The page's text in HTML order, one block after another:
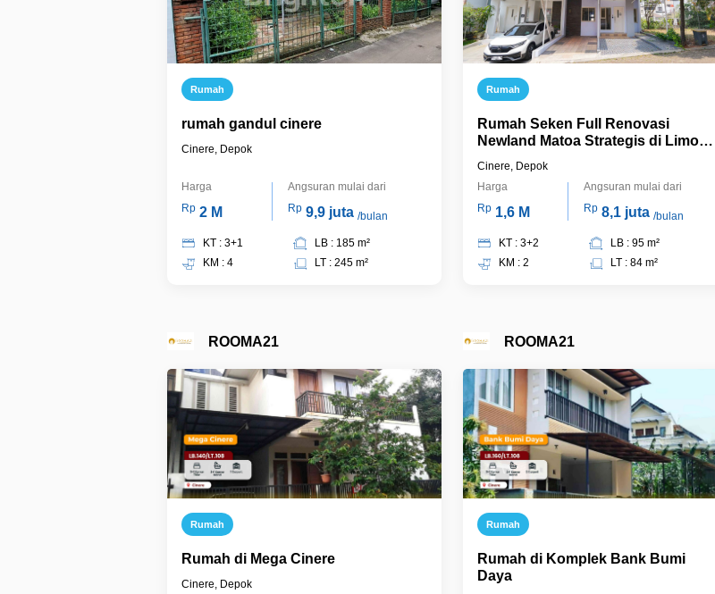
Rumah
rumah gandul cinere
Cinere, Depok
Harga
Rp 2 M
Angsuran mulai dari
Rp 9,9 juta /bulan
KT : 3+1
KM : 4
LB : 185 m²
LT : 245 m²
Rumah
Rumah Seken Full Renovasi
Newland Matoa Strategis di Limo
Cinere, Depok
Harga
Rp 1,6 M
Angsuran mulai dari
Rp 8,1 juta /bulan
KT : 3+2
KM : 2
LB : 95 m²
LT : 84 m²
ROOMA21
Rumah
Rumah di Mega Cinere
Cinere, Depok
ROOMA21
Rumah
Rumah di Komplek Bank Bumi
Daya